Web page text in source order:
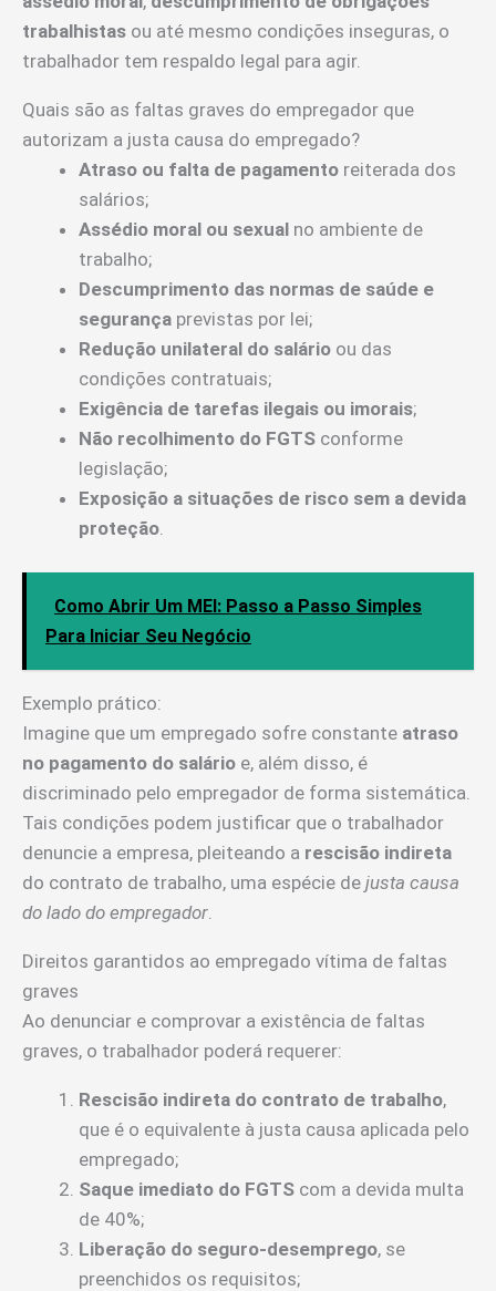
trabalhistas ou até mesmo condições inseguras, o
trabalhador tem respaldo legal para agir.
Quais são as faltas graves do empregador que
autorizam a justa causa do empregado?
Atraso ou falta de pagamento reiterada dos
salários;
Assédio moral ou sexual no ambiente de
trabalho;
Descumprimento das normas de saúde e
segurança previstas por lei;
Redução unilateral do salário ou das
condições contratuais;
Exigência de tarefas ilegais ou imorais;
Não recolhimento do FGTS conforme
legislação;
Exposição a situações de risco sem a devida
proteção.
Como Abrir Um MEI: Passo a Passo Simples
Para Iniciar Seu Negócio
Exemplo prático:
Imagine que um empregado sofre constante atraso
no pagamento do salário e, além disso, é
discriminado pelo empregador de forma sistemática.
Tais condições podem justificar que o trabalhador
denuncie a empresa, pleiteando a rescisão indireta
do contrato de trabalho, uma espécie de justa causa
do lado do empregador
Direitos garantidos ao empregado vítima de faltas
graves
Ao denunciar e comprovar a existência de faltas
graves, o trabalhador poderá requerer:
Rescisão indireta do contrato de trabalho,
que é o equivalente à justa causa aplicada pelo
empregado;
Saque imediato do FGTS com a devida multa
de 40%;
Liberação do seguro-desemprego, se
preenchidos os requisitos;